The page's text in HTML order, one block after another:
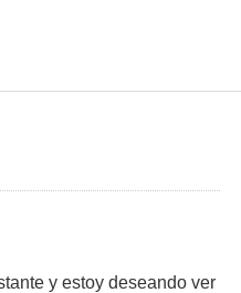
y estoy deseando ver